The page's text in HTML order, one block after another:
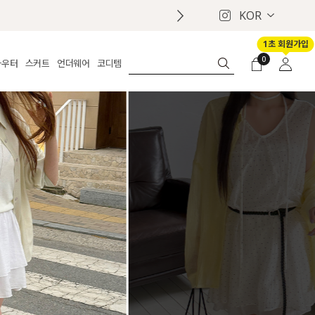
KOR
터
건
켓
/집업
트
딩
스커트
롱
데님
린넨
미니/미디
팬츠 스커트
언더웨어
보정웨어
브라
팬티
인견
나시/속바지
파자마
ETC
세트
코디템
MADE
신상
벨트
슈즈
백
쥬얼리
액세서리
양말/스타킹
세트
0
1초 회원가입
회원가입
마이페이지